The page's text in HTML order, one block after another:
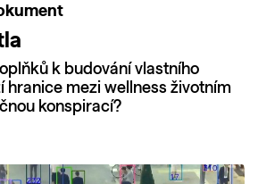
k budování vlastního
hranice mezi wellness životním
konspirací?